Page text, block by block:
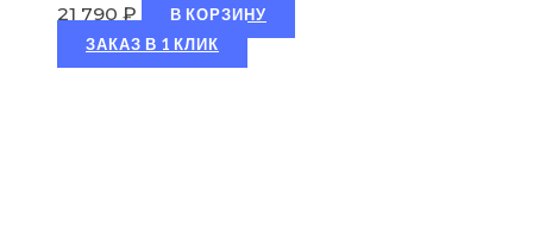
21 790 ₽
В КОРЗИНУ
ЗАКАЗ В 1 КЛИК